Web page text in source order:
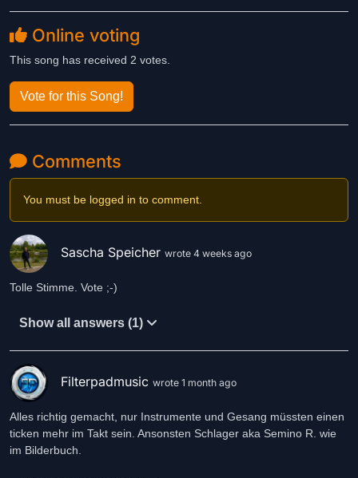
inspirierter Synth-Pop-Musik unter dem Namen BLUE72.
Von diesem Song hier ist perspektivisch auch eine
englischsprachige, elektronisch arrangierte Version im Synth-Pop-
Verraten sei noch, dass die Lisa eine tatsächlich existierende
Person ist. Sie ist sogar über Social Media sehr bekannt. Mehr
Der Song ist am heimischen PC entstanden, mit meiner Original-
Ich hoffe, der Song lässt Euch ein wenig zum mitwippen bewegen.
Online voting
This song has received 2 votes.
Vote for this Song!
Comments
You must be logged in to comment.
Sascha Speicher wrote 4 weeks ago
Tolle Stimme. Vote ;-)
Show all answers (1)
Filterpadmusic wrote 1 month ago
Alles richtig gemacht, nur Instrumente und Gesang müssten einen
ticken mehr im Takt sein. Ansonsten Schlager aka Semino R. wie
im Bilderbuch.